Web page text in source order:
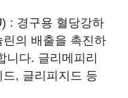
: 경구용 혈당강하
의 배출을 촉진하
니다. 글리메피리
, 글리피지드 등